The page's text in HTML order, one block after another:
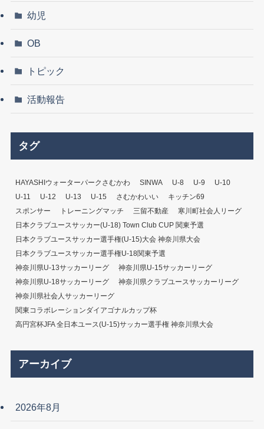
幼児
OB
トピック
活動報告
タグ
HAYASHIウォーターパークさむかわ SINWA U-8 U-9
U-10
U-11
U-12 U-13 U-15 さむかわいい
キッチン69
スポンサー
トレーニングマッチ 三留不動産
寒川町社会人リーグ
日本クラブユースサッカー(U-18) Town Club CUP 関東予選
日本クラブユースサッカー選手権(U-15)大会 神奈川県大会
日本クラブユースサッカー選手権U-18関東予選
神奈川県U-13サッカーリーグ
神奈川県U-15サッカーリーグ
神奈川県U-18サッカーリーグ
神奈川県クラブユースサッカーリーグ
神奈川県社会人サッカーリーグ
関東コラボレーションダイアゴナルカップ杯
高円宮杯JFA 全日本ユース(U-15)サッカー選手権 神奈川県大会
アーカイブ
2026年8月